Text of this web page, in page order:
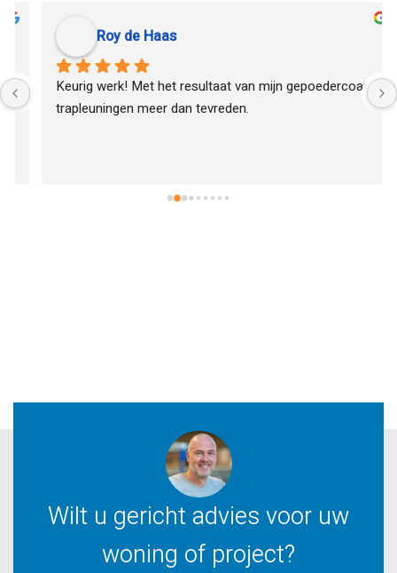
Roy de Haas
Keurig werk! Met het resultaat van mijn gepoedercoate
trapleuningen meer dan tevreden.
Wilt u gericht advies voor uw
woning of project?